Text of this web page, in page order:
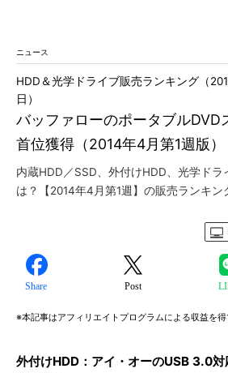
ニュース
バッファローのポータブルDVD
首位獲得（2014年4月第1週版）
HDD＆光学ドライブ販売ランキング（
日）
内蔵HDD／SSD、外付けHDD、光学ドラ
は？【2014年4月第1週】の販売ランキン
Share Post
※本記事はアフィリエイトプログラムによる収益を
外付けHDD：アイ・オーのUSB 3.0